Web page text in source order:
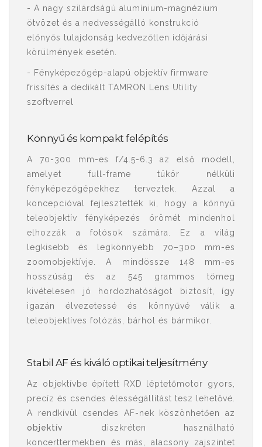
- A nagy szilárdságú alumínium-magnézium
ötvözet és a nedvességálló konstrukció
előnyős tulajdonság kedvezőtlen időjárási
körülmények esetén.
- Fényképezőgép-alapú objektív firmware
frissítés a dedikált TAMRON Lens Utility
szoftverrel
Könnyű és kompakt felépítés
A 70-300 mm-es f/4.5-6.3 az első modell,
amelyet full-frame tükör nélküli
fényképezőgépekhez terveztek. Azzal a
koncepcióval fejlesztették ki, hogy a könnyű
teleobjektív fényképezés örömét mindenhol
elhozzák a fotósok számára. Ez a világ
legkisebb és legkönnyebb 70–300 mm-es
zoomobjektívje. A mindössze 148 mm-es
hosszúság és az 545 grammos tömeg
kivételesen jó hordozhatóságot biztosít, így
igazán élvezetessé és könnyűvé válik a
teleobjektíves fotózás, bárhol és bármikor.
Stabil AF és kiváló optikai teljesítmény
Az objektívbe épített RXD léptetőmotor gyors,
precíz és csendes élességállítást tesz lehetővé.
A rendkívül csendes AF-nek köszönhetően az
objektív
diszkréten használható
koncerttermekben és más, alacsony zajszintet